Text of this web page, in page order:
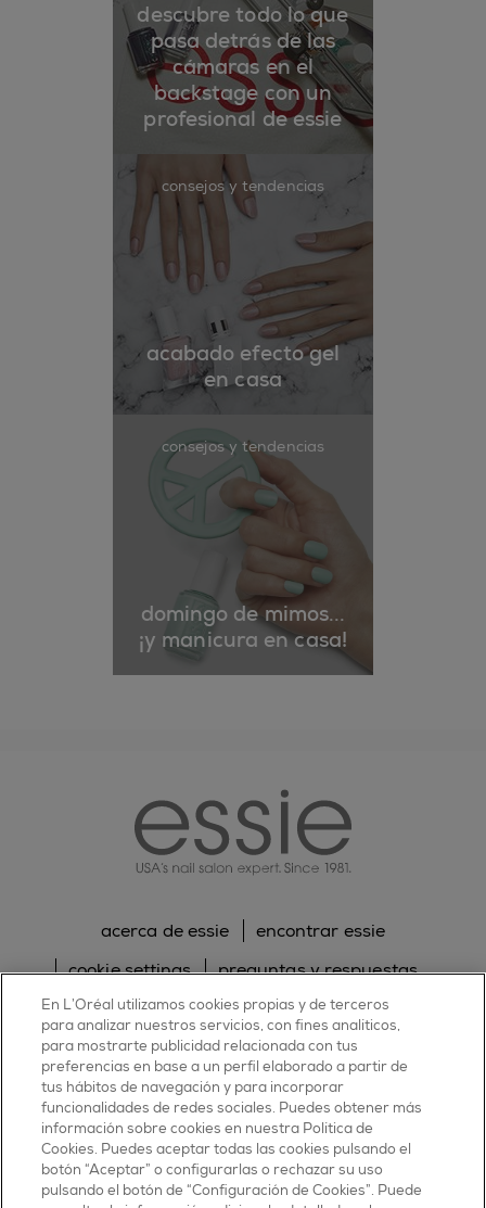
descubre todo lo que
pasa detrás de las
cámaras en el
backstage con un
profesional de essie
consejos y tendencias
acabado efecto gel
en casa
consejos y tendencias
domingo de mimos...
¡y manicura en casa!
acerca de essie
encontrar essie
cookie settings
preguntas y respuestas
sitemap
contacta con nosotros
política de cookies
política de privacidad
facebooktwitterpinterestyoutube
En L’Oréal utilizamos cookies propias y de terceros
para analizar nuestros servicios, con fines analíticos,
para mostrarte publicidad relacionada con tus
preferencias en base a un perfil elaborado a partir de
tus hábitos de navegación y para incorporar
funcionalidades de redes sociales. Puedes obtener más
información sobre cookies en nuestra Política de
Cookies. Puedes aceptar todas las cookies pulsando el
botón “Aceptar” o configurarlas o rechazar su uso
pulsando el botón de “Configuración de Cookies”. Puede